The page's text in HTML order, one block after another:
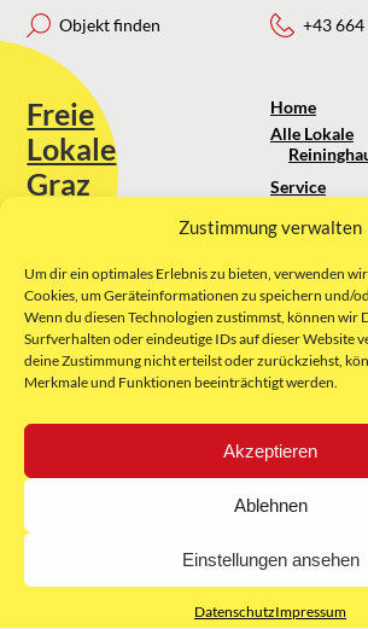
Zustimmung verwalten
Um dir ein optimales Erlebnis zu bieten, verwenden
Cookies, um Geräteinformationen zu speichern und/
Wenn du diesen Technologien zustimmst, können wir
Surfverhalten oder eindeutige IDs auf dieser Website
deine Zustimmung nicht erteilst oder zurückziehst,
Merkmale und Funktionen beeinträchtigt werden.
Akzeptieren
Ablehnen
Einstellungen ansehen
DatenschutzImpressum
Objekt finden
Freie
Lokale
Graz
Sie erreichen uns unter:
kontakt@freielokale-graz.at
Website by Rubikon Werbeagentur
GmbH
+43 664
Home
Alle Lokale
Service
Über uns
Impressum
AGB
Datenschutz
E-Mail